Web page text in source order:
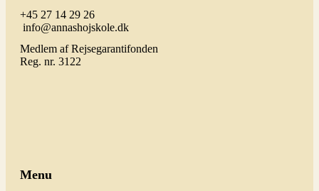
+45 27 14 29 26
info@annashojskole.dk
Medlem af Rejsegarantifonden
Reg. nr. 3122
Menu